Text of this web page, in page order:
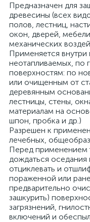
Предназначен для
древесины (всех
полов, лестниц,
окон, дверей,
механических
Применяется внутри
неотапливаемых, по
поверхностям: по
или очищенным от
деревянным
лестницы, стены,
материалам на
шпон, пробка и др.)
Разрешен к
лечебных,
Перед применением
дождаться
отциклевать и
пораженной или
предварительно
зашкурить)
загрязнений,
включений и